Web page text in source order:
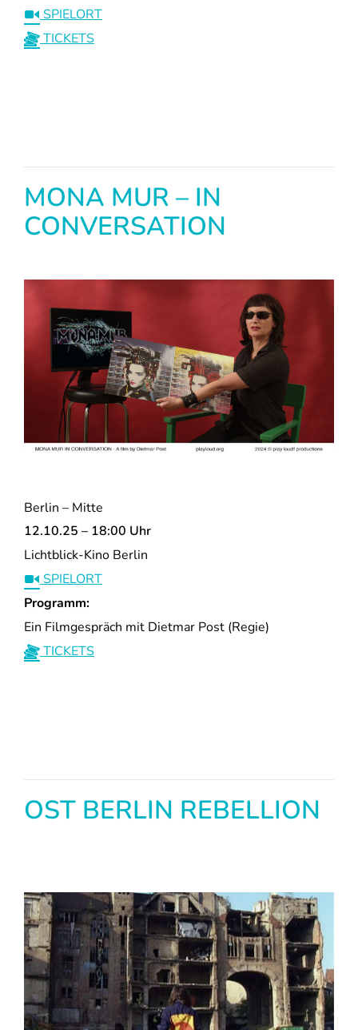
SPIELORT
TICKETS
MONA MUR – IN
CONVERSATION
Berlin – Mitte
12.10.25 – 18:00 Uhr
Lichtblick-Kino Berlin
SPIELORT
Programm:
Ein Filmgespräch mit Dietmar Post (Regie)
TICKETS
OST BERLIN REBELLION